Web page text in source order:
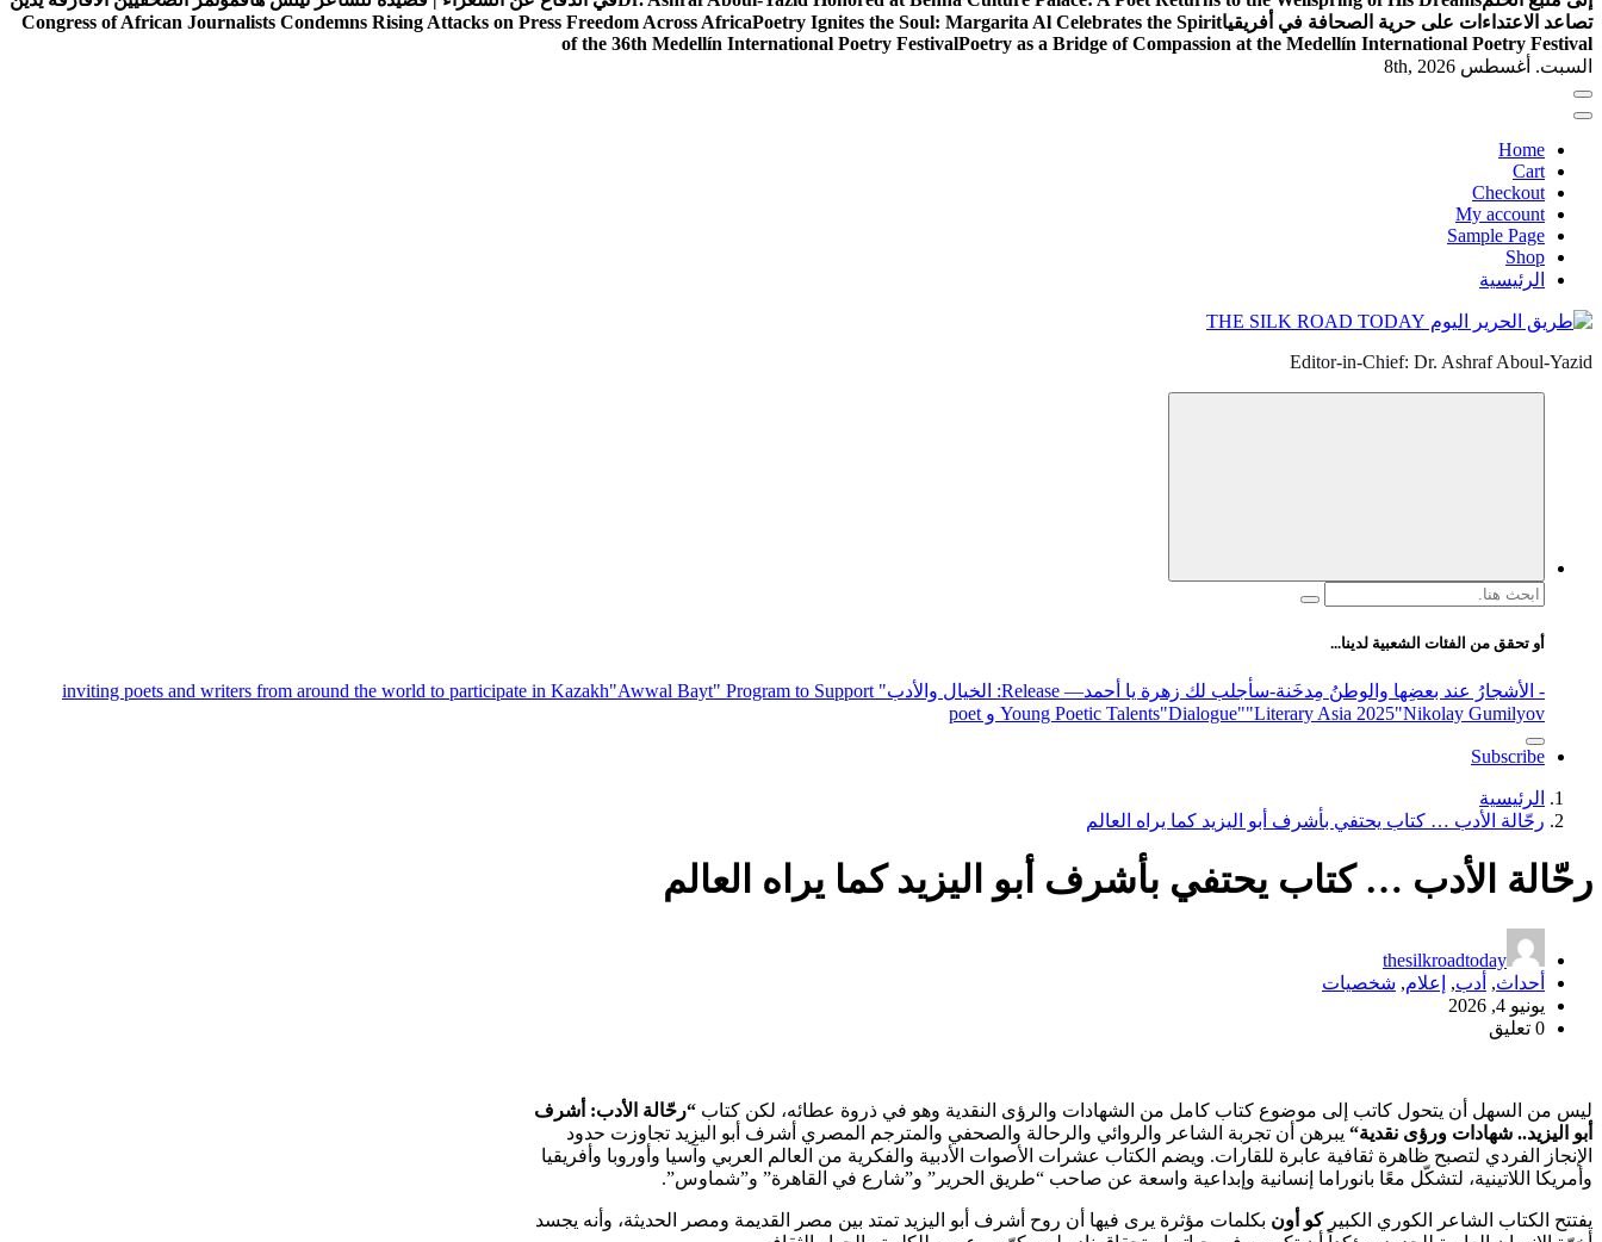
تصاعد الاعتداءات على حرية الصحافة في أفريقيا
Congress of African Journalists Condemns Rising Attacks on Press Freedom Across AfricaPoetry Ignites the Soul: Margarita Al Celebrates the Spirit
of the 36th Medellín International Poetry FestivalPoetry as a Bridge of Compassion at the Medellín International Poetry Festival
السبت. أغسطس 8th, 2026
Home
Cart
Checkout
My account
Sample Page
Shop
الرئيسية
Editor-in-Chief: Dr. Ashraf Aboul-Yazid
البحث
أو تحقق من الفئات الشعبية لدينا...
- الأشجارُ عند بعضِها والوطنُ مِدخَنة-سأجلب لك زهرة يا أحمد— Release : الخيال والأدب" inviting poets and writers from around the world to participate in Kazakh
"Awwal Bayt" Program to Support
Young Poetic Talents"Dialogue""Literary Asia 2025"Nikolay Gumilyov و poet
Subscribe
الرئيسية
رحّالة الأدب … كتاب يحتفي بأشرف أبو اليزيد كما يراه العالم
رحّالة الأدب … كتاب يحتفي بأشرف أبو اليزيد كما يراه العالم
thesilkroadtoday
أحداث, أدب, إعلام, شخصيات
يونيو 4, 2026
0 تعليق
ليس من السهل أن يتحول كاتب إلى موضوع كتاب كامل من الشهادات والرؤى النقدية وهو في ذروة عطائه، لكن كتاب “رحّالة الأدب: أشرف
أبو اليزيد.. شهادات ورؤى نقدية“ يبرهن أن تجربة الشاعر والروائي والرحالة والصحفي والمترجم المصري أشرف أبو اليزيد تجاوزت حدود
الإنجاز الفردي لتصبح ظاهرة ثقافية عابرة للقارات. ويضم الكتاب عشرات الأصوات الأدبية والفكرية من العالم العربي وآسيا وأوروبا وأفريقيا
وأمريكا اللاتينية، لتشكّل معًا بانوراما إنسانية وإبداعية واسعة عن صاحب “طريق الحرير” و”شارع في القاهرة” و”شماوس”.
يفتتح الكتاب الشاعر الكوري الكبيركو أون بكلمات مؤثرة يرى فيها أن روح أشرف أبو اليزيد تمتد بين مصر القديمة ومصر الحديثة، وأنه يجسد